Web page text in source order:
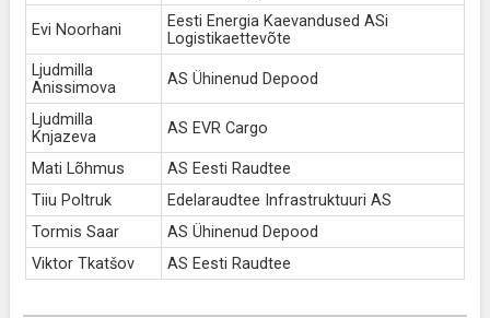
Evi Noorhani
Eesti Energia Kaevandused ASi
Logistikaettevõte
Ljudmilla
Anissimova
AS Ühinenud Depood
Ljudmilla
Knjazeva
AS EVR Cargo
Mati Lõhmus
AS Eesti Raudtee
Tiiu Poltruk
Edelaraudtee Infrastruktuuri AS
Tormis Saar
AS Ühinenud Depood
Viktor Tkatšov
AS Eesti Raudtee